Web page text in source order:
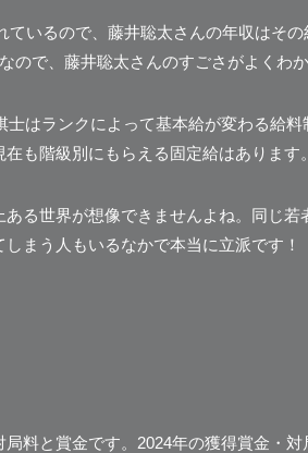
ているので、藤井聡太さんの年収はそ
ので、藤井聡太さんのすごさがよくわか
はランクによって基本給が変わる給
も階級別にもらえる固定給はあります。
る世界が想像できませんよね。同じ若
まう人もいるなかで本当に立派です！
料と賞金です。2024年の獲得賞金・